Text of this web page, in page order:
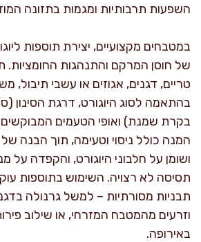
השפעות תרבותיות ומגמות בתזונה
במטבחים מקצועיים, יצירת תוספות
של חוסן המרקם והתנהגות החומציות.
טריים, דגנים, אגוזים או עשבי תיבול,
בהתאמה לסוג היוגורט, דרגת הסינון
בקרת שמנת) ואופי הטעמים
המנה כולל ניסוי וטעימה, תוך הבנה
ושומן על חלבוני היוגורט, והקפדה על
תסיסה לא רצויה. השימוש בתוספות
תבניות מסורתיות – למשל גרנולה
וזרעים מהמטבח המזרחי, או שילוב
באירופה.